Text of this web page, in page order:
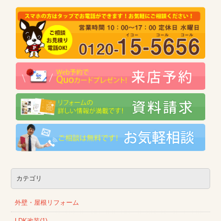
カテゴリ
外壁・屋根リフォーム